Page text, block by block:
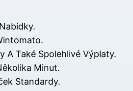
A Také Spolehlivé Výplaty.
Minut.
Standardy.